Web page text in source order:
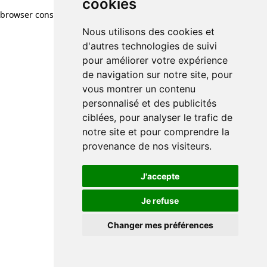
cookies
Nous utilisons des cookies et
d'autres technologies de suivi
pour améliorer votre expérience
de navigation sur notre site, pour
vous montrer un contenu
personnalisé et des publicités
ciblées, pour analyser le trafic de
notre site et pour comprendre la
provenance de nos visiteurs.
J'accepte
Je refuse
Changer mes préférences
browser console for more information)